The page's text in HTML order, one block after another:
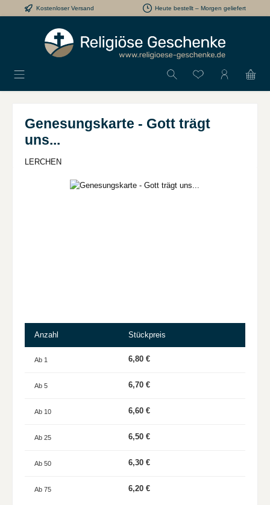
Zum Hauptinhalt springen
Kostenloser Versand Heute bestellt – Morgen geliefert
Du hast 0
Genesungskarte - Gott trägt
uns...
LERCHEN
Bildergalerie überspringen
Anzahl Stückpreis
Ab 1 6,80 €
Ab 5 6,70 €
Ab 10 6,60 €
Ab 25 6,50 €
Ab 50 6,30 €
Ab 75 6,20 €